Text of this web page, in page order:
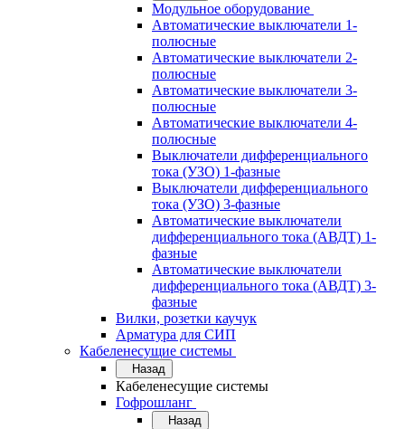
Модульное оборудование
Автоматические выключатели 1-
полюсные
Автоматические выключатели 2-
полюсные
Автоматические выключатели 3-
полюсные
Автоматические выключатели 4-
полюсные
Выключатели дифференциального
тока (УЗО) 1-фазные
Выключатели дифференциального
тока (УЗО) 3-фазные
Автоматические выключатели
дифференциального тока (АВДТ) 1-
фазные
Автоматические выключатели
дифференциального тока (АВДТ) 3-
фазные
Вилки, розетки каучук
Арматура для СИП
Кабеленесущие системы
Назад
Кабеленесущие системы
Гофрошланг
Назад